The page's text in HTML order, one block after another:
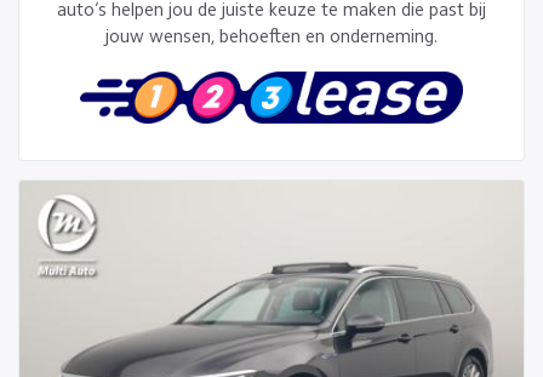
auto’s helpen jou de juiste keuze te maken die past bij
jouw wensen, behoeften en onderneming.